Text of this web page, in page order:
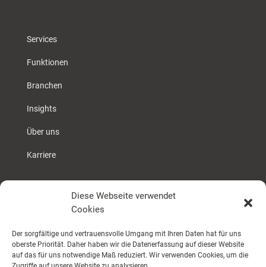
Diese Webseite verwendet
Cookies
Der sorgfältige und vertrauensvolle Umgang mit Ihren Daten hat für uns
oberste Priorität. Daher haben wir die Datenerfassung auf dieser Website
auf das für uns notwendige Maß reduziert. Wir verwenden Cookies, um die
Services
Funktionen
Branchen
Insights
Über uns
Karriere
Kontaktieren Sie uns